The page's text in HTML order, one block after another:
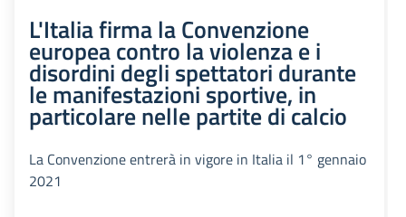
L'Italia firma la Convenzione
europea contro la violenza e i
disordini degli spettatori durante
le manifestazioni sportive, in
particolare nelle partite di calcio
La Convenzione entrerà in vigore in Italia il 1° gennaio
2021